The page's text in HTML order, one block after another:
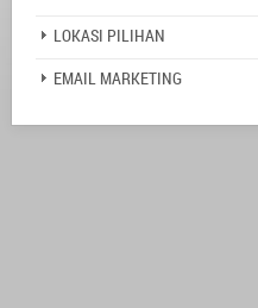
LOKASI PILIHAN
EMAIL MARKETING